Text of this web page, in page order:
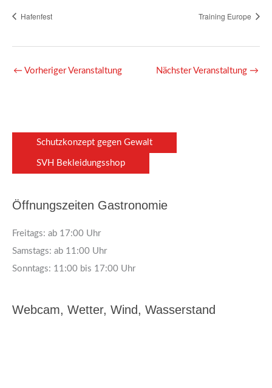
Hafenfest Training Europe
← Vorheriger Veranstaltung Nächster Veranstaltung →
Schutzkonzept gegen Gewalt
SVH Bekleidungsshop
Öffnungszeiten Gastronomie
Freitags: ab 17:00 Uhr
Samstags: ab 11:00 Uhr
Sonntags: 11:00 bis 17:00 Uhr
Webcam, Wetter, Wind, Wasserstand